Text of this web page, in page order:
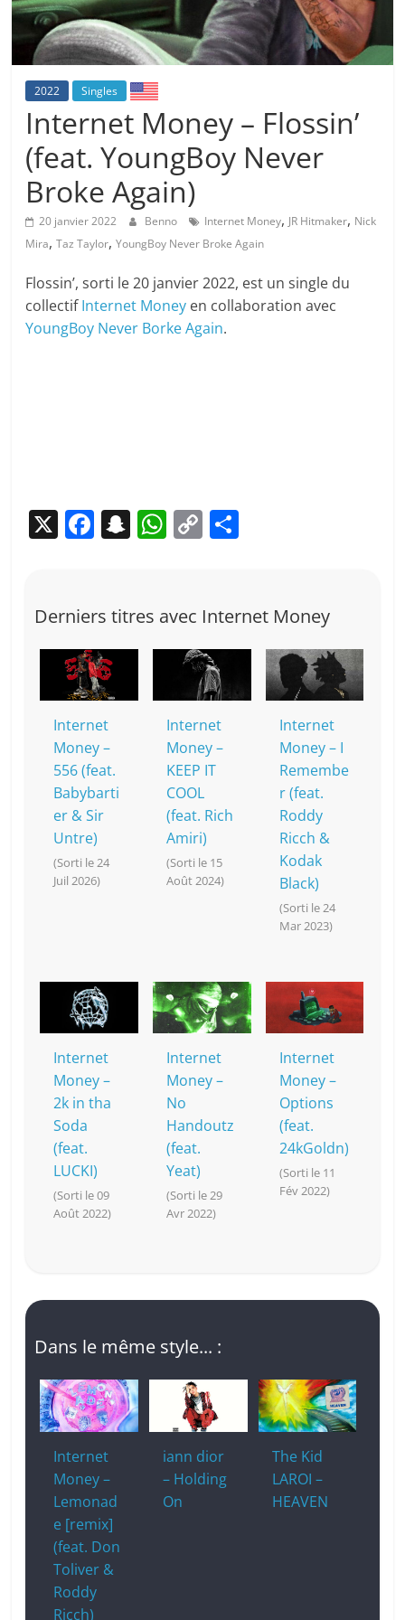
2022 Singles
Internet Money – Flossin’
(feat. YoungBoy Never
Broke Again)
20 janvier 2022 Benno Internet Money, JR Hitmaker, Nick
Mira,Taz Taylor,YoungBoy Never Broke Again
Flossin’, sorti le 20 janvier 2022, est un single du
collectifInternet Money en collaboration avec
YoungBoy Never Borke Again.
X F
e
b
o
o
k
S
p
c
at
W
s
A
p
p
C
y
Li
n
k
g
er
Derniers titres avec Internet Money
Internet
Money –
556 (feat.
Babybarti
er & Sir
Untre)
(Sorti le 24
Juil 2026)
Internet
Money –
KEEP IT
COOL
(feat. Rich
Amiri)
(Sorti le 15
Août 2024)
Internet
Money – I
Remembe
r (feat.
Roddy
Ricch &
Kodak
Black)
(Sorti le 24
Mar 2023)
Internet
Money –
2k in tha
Soda
(feat.
LUCKI)
(Sorti le 09
Août 2022)
Internet
Money –
No
Handoutz
(feat.
Yeat)
(Sorti le 29
Avr 2022)
Internet
Money –
Options
(feat.
24kGoldn)
(Sorti le 11
Fév 2022)
Dans le même style... :
Internet
Money –
Lemonad
e [remix]
(feat. Don
Toliver &
Roddy
Ricch)
iann dior
– Holding
On
The Kid
LAROI –
HEAVEN